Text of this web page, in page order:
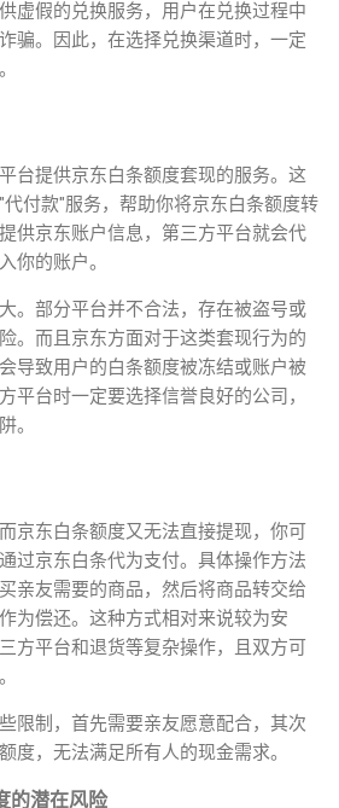
虚假的兑换服务，用户在兑换过程中
骗。因此，在选择兑换渠道时，一定
台提供京东白条额度套现的服务。这
付款"服务，帮助你将京东白条额度转
供京东账户信息，第三方平台就会代
你的账户。
。部分平台并不合法，存在被盗号或
。而且京东方面对于这类套现行为的
导致用户的白条额度被冻结或账户被
平台时一定要选择信誉良好的公司，
。
京东白条额度又无法直接提现，你可
过京东白条代为支付。具体操作方法
亲友需要的商品，然后将商品转交给
为偿还。这种方式相对来说较为安
方平台和退货等复杂操作，且双方可
限制，首先需要亲友愿意配合，其次
度，无法满足所有人的现金需求。
的潜在风险